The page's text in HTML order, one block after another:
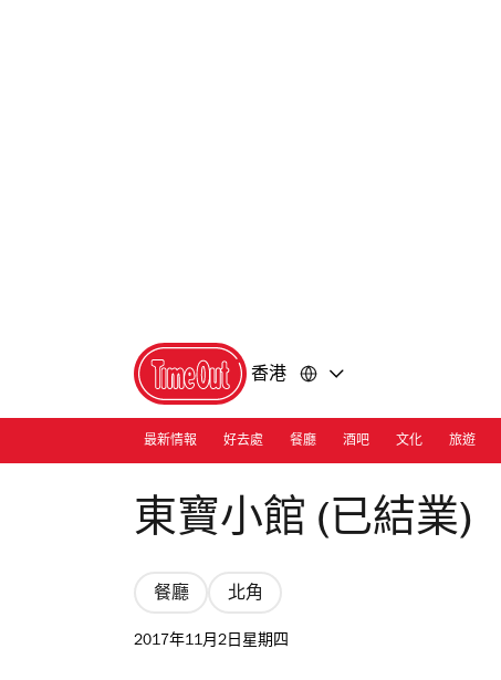
香港
最新情報 好去處 餐廳 酒吧 文化 旅遊
東寶小館 (已結業)
餐廳 北角
2017年11月2日星期四